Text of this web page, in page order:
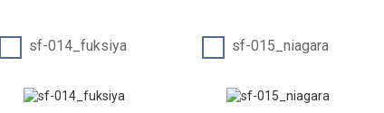
sf-014_fuksiya sf-015_niagara